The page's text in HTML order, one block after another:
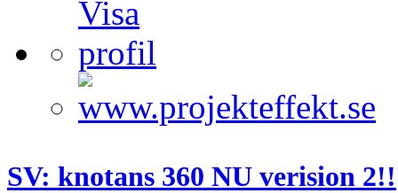
SV: knotans 360 NU verision 2!!